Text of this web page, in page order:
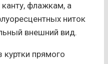
флажкам, а
ниток
внешний вид.
куртки прямого